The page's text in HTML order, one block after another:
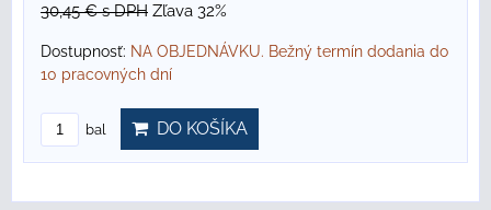
30,45 €s DPH Zľava 32%
Dostupnosť: NA OBJEDNÁVKU. Bežný termín dodania do
10 pracovných dní
bal DO KOŠÍKA